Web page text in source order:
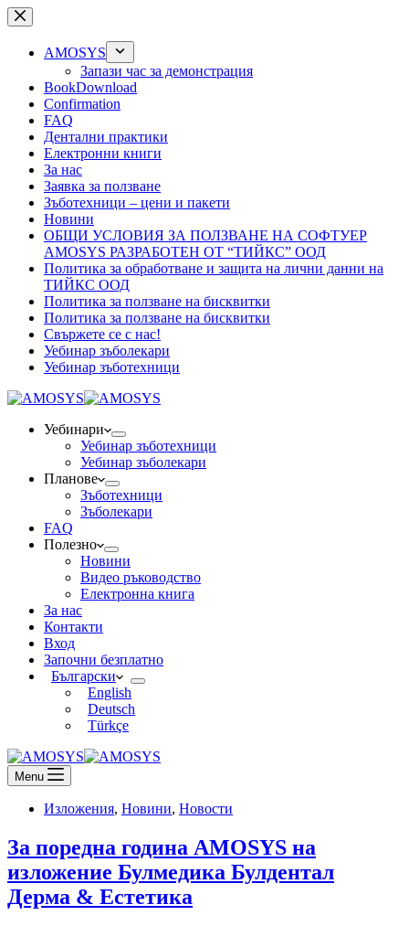
Skip
to
contentAMOSYS
Запази час за демонстрация
BookDownload
Confirmation
FAQ
Дентални практики
Електронни книги
За нас
Заявка за ползване
Зъботехници – цени и пакети
Новини
ОБЩИ УСЛОВИЯ ЗА ПОЛЗВАНЕ НА СОФТУЕР
AMOSYS РАЗРАБОТЕН ОТ “ТИЙКС” ООД
Политика за обработване и защита на лични данни на
ТИЙКС ООД
Политика за ползване на бисквитки
Политика за ползване на бисквитки
Свържете се с нас!
Уебинар зъболекари
Уебинар зъботехници
Уебинари
Уебинар зъботехници
Уебинар зъболекари
Планове
Зъботехници
Зъболекари
FAQ
Полезно
Новини
Видео ръководство
Електронна книга
За нас
Контакти
Вход
Започни безплатно
Български
English
Deutsch
Türkçe
Menu
Изложения, Новини, Новости
За поредна година AMOSYS на
изложение Булмедика Булдентал
Дерма & Естетика